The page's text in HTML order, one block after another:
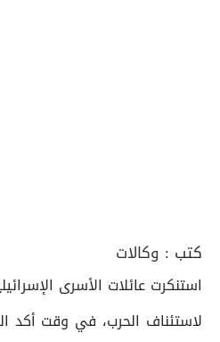
كتب : وكالات
استنكرت عائلات الأسرى
لاستئناف الحرب، في وقت أكد